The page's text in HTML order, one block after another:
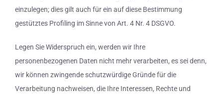
einzulegen; dies gilt auch für ein auf diese Bestimmung
gestütztes Profiling im Sinne von Art. 4 Nr. 4 DSGVO.
Legen Sie Widerspruch ein, werden wir Ihre
personenbezogenen Daten nicht mehr verarbeiten, es sei denn,
wir können zwingende schutzwürdige Gründe für die
Verarbeitung nachweisen, die Ihre Interessen, Rechte und